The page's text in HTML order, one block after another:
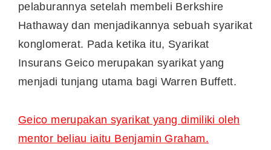
pelaburannya setelah membeli Berkshire
Hathaway dan menjadikannya sebuah syarikat
konglomerat. Pada ketika itu, Syarikat
Insurans Geico merupakan syarikat yang
menjadi tunjang utama bagi Warren Buffett.
Geico merupakan syarikat yang dimiliki oleh
mentor beliau iaitu Benjamin Graham.